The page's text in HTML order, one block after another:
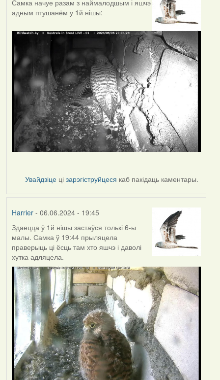
Самка начуе разам з наймалодшым і яшчэ
адным птушанём у 1й нішы:
Увайдзіце цізарэгіструйцеся каб пакідаць каментары.
Harrier- 06.06.2024 - 19:45
Здаецца ў 1й нішы застаўся толькі 6-ы
малы. Самка ў 19:44 прыляцела
праверыць ці ёсць там хто яшчэ і даволі
хутка адляцела.